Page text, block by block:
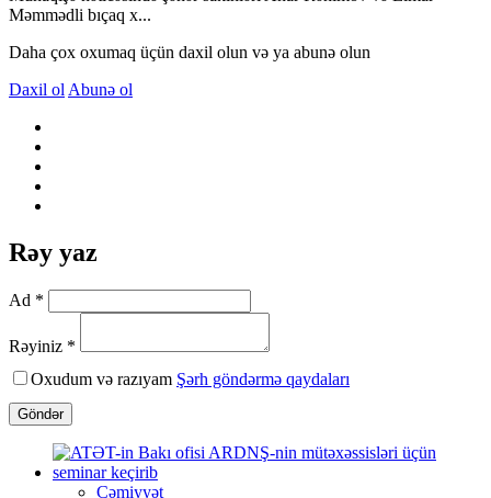
Məmmədli bıçaq x...
Daha çox oxumaq üçün daxil olun və ya abunə olun
Daxil ol Abunə ol
Rəy yaz
Ad *
Rəyiniz *
Oxudum və razıyam Şərh göndərmə qaydaları
Göndər
Cəmiyyət